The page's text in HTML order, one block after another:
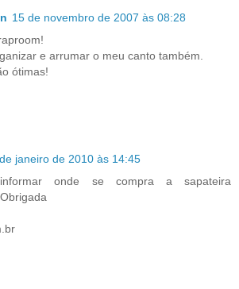
15 de novembro de 2007 às 08:28
e arrumar o meu canto também.
ótimas!
janeiro de 2010 às 14:45
onde se compra a sapateira